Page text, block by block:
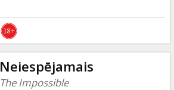
Neiespējamais
The Impossible